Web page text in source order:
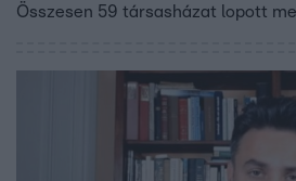
Összesen 59 társasházat lopott